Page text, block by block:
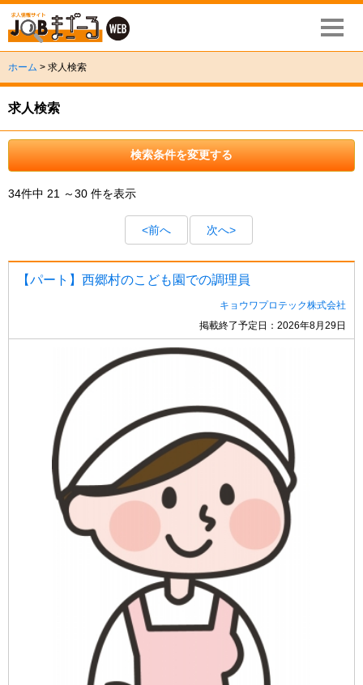
ホーム > 求人検索
求人検索
検索条件を変更する
34件中 21 ～30 件を表示
<前へ 次へ>
【パート】西郷村のこども園での調理員
キョウワプロテック株式会社
掲載終了予定日：2026年8月29日